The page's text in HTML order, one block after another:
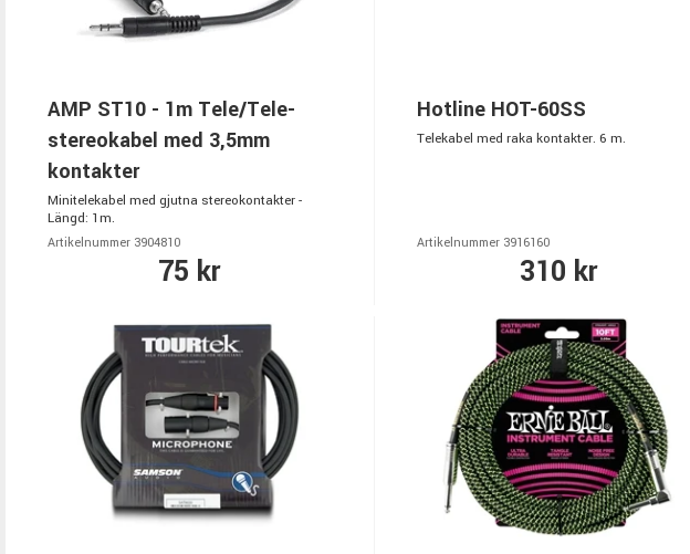
AMP ST10 - 1m Tele/Tele-
stereokabel med 3,5mm
kontakter
Minitelekabel med gjutna stereokontakter -
Längd: 1m.
Artikelnummer 3904810
75 kr
Hotline HOT-60SS
Telekabel med raka kontakter. 6 m.
Artikelnummer 3916160
310 kr